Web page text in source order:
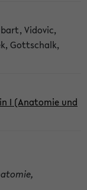
Vidovic,
Gottschalk,
I (Anatomie und